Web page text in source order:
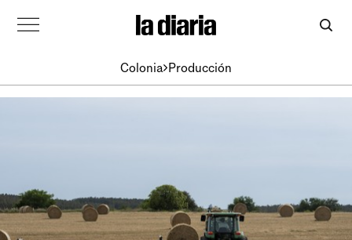
Colonia Producción